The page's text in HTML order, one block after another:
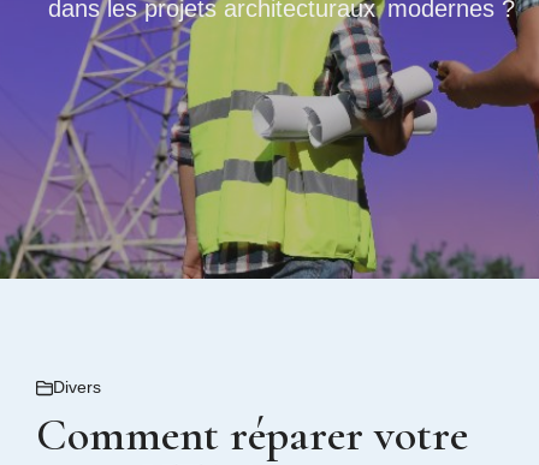
dans les projets architecturaux modernes ?
Divers
Comment réparer votre